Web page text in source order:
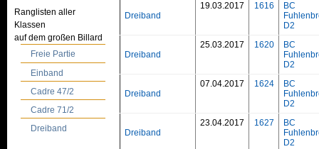
Ranglisten aller
Klassen
auf dem großen Billard
Freie Partie
Einband
Cadre 47/2
Cadre 71/2
Dreiband
Dreiband
19.03.2017 1616
BC
D2
Dreiband
25.03.2017 1620
BC
D2
Dreiband
07.04.2017 1624
BC
D2
Dreiband
23.04.2017 1627
BC
D2